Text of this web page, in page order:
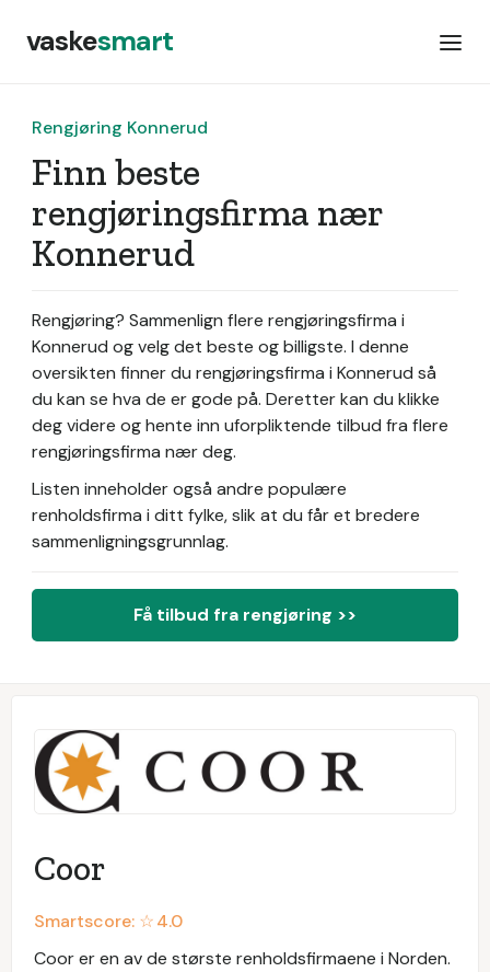
vaskesmart
Rengjøring Konnerud
Finn beste
rengjøringsfirma nær
Konnerud
Rengjøring? Sammenlign flere rengjøringsfirma i
Konnerud og velg det beste og billigste. I denne
oversikten finner du rengjøringsfirma i Konnerud så
du kan se hva de er gode på. Deretter kan du klikke
deg videre og hente inn uforpliktende tilbud fra flere
rengjøringsfirma nær deg.
Listen inneholder også andre populære
renholdsfirma i ditt fylke, slik at du får et bredere
sammenligningsgrunnlag.
Få tilbud fra rengjøring >>
Coor
Smartscore: ☆4.0
Coor er en av de største renholdsfirmaene i Norden.